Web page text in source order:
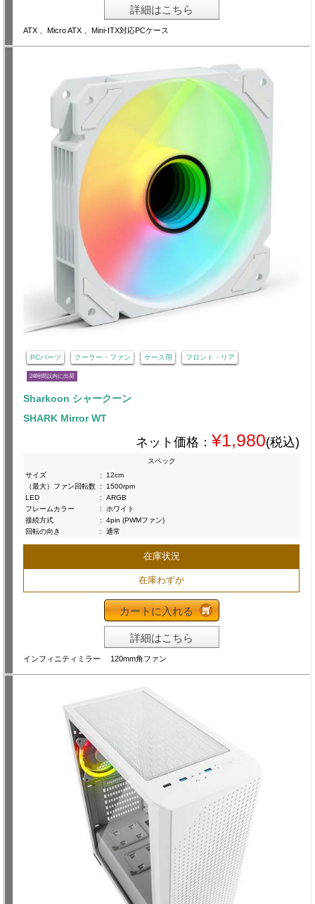
詳細はこちら
ATX 、Micro ATX 、Mini-ITX対応PCケース
PCパーツ クーラー・ファン ケース用 フロント・リア
24時間以内に出荷
Sharkoon シャークーン
SHARK Mirror WT
ネット価格： ¥1,980(税込)
スペック
サイズ
:
12cm
（最大）ファン回転数 :
1500rpm
LED
:
ARGB
フレームカラー
:
ホワイト
接続方式
:
4pin (PWMファン)
回転の向き
: 通常
在庫状況
在庫わずか
カートに入れる
詳細はこちら
インフィニティミラー 120mm角ファン